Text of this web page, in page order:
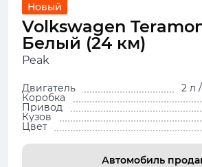
Новый
Volkswagen
Белый (24 км)
Peak
Двигатель 2 л
Коробка
Привод
Кузов
Цвет
Автомобиль